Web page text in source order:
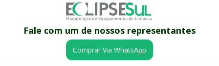
Fale com um de nossos representantes
Comprar Via WhatsApp
(41) 3668-0002

(41) 9 9178-6413